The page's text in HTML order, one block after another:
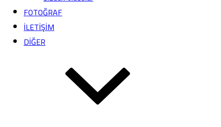
FOTOĞRAF
İLETİŞİM
DİĞER